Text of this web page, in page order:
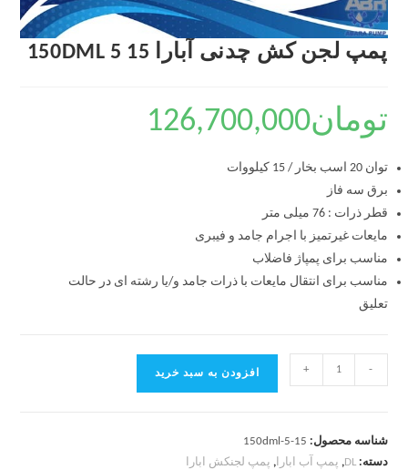
پمپ لجن کش چدنی آبارا 150DML 5 15
تومان126,700,000
توان 20 اسب بخار / 15 کیلووات
برق سه فاز
قطر ذرات : 76 میلی متر
مایعات غیرتمیز با اجرام جامد و فیبری
مناسب برای پمپاژ فاضلاب
مناسب برای انتقال مایعات با ذرات جامد و/یا رشته ای در حالت
تعلیق
-
+ افزودن به سبد خرید
شناسه محصول: 150dml-5-15
دسته:DL
, پمپ آب ابارا, پمپ لجنکش ابارا